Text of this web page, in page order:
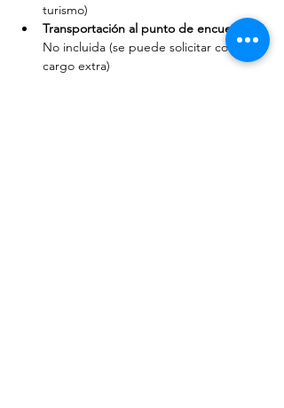
turismo)
Transportación al punto de encuentro:
No incluida (se puede solicitar con un
cargo extra)